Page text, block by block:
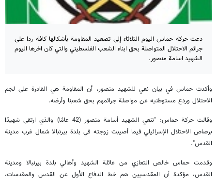
دعت حركة حماس اليوم الثلاثاء إلى تصعيد المقاومة بأشكالها كافة ردا على
جرائم الاحتلال المتواصلة بحق ابناء الشعب الفلسطيني والتي كان اخرها اليوم
الشهيد اسامة منصور.
وأكدت حماس في بيان نعي للشهيد منصور، أن المقاومة هي القادرة على لجم
الاحتلال وردع مستوطنيه عن مواصلة جرائمهم بحق شعبنا وأرضه.
وقالت حركة حماس: "ننعي الشهيد أسامة منصور (42 عامًا) والذي ارتقى شهيدًا
برصاص الاحتلال الإسرائيلي فيما أصيبت زوجته في بلدة بيرنبالا شمال غرب مدينة
القدس".
وقدمت حماس خالص التعازي من عائلة الشهيد وأهالي بلدة بيرنبالا ومدينة
القدس، مؤكدة أن المقدسيين هم خط الدفاع الأول عن القدس والمقدسات،